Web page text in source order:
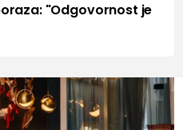
"Odgovornost je